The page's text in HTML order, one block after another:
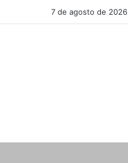
7 de agosto de 2026